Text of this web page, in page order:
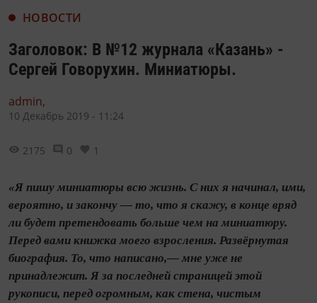
НОВОСТИ
Заголовок: В №12 журнала «Казань» -
Сергей Говорухин. Миниатюры.
admin,
10 Декабрь 2019 - 11:24
2175 0 1
«Я пишу миниатюры всю жизнь. С них я начинал, ими,
вероятно, и закончу — то, что я скажу, в конце вряд
ли будет претендовать больше чем на миниатюру.
Перед вами книжка моего взросления. Развёрнутая
биография. То, что написано,— мне уже не
принадлежит. Я за последней страницей этой
рукописи, перед огромным, как стена, чистым